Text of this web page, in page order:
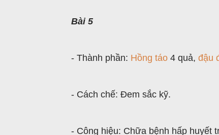
Bài 5
- Thành phần: Hồng táo 4 quả, đậu
- Cách chế: Đem sắc kỹ.
- Công hiệu: Chữa bệnh hấp huyết